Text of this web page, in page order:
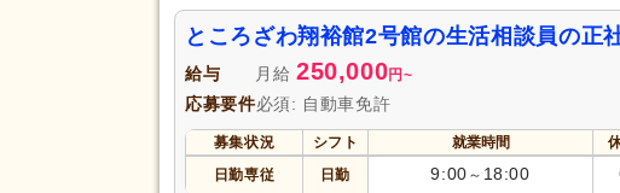
ところざわ翔裕館2号館の生活相談員の正
給与 月給 250,000円~
応募要件必須: 自動車免許
募集状況 シフト 就業時間
日勤専従
日勤 9:00 ～ 18:00